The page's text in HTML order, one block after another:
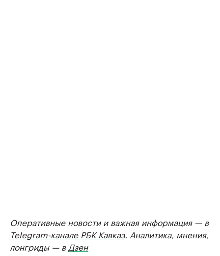
Оперативные новости и важная информация — в
Telegram-канале РБК Кавказ. Аналитика, мнения,
лонгриды — в Дзен